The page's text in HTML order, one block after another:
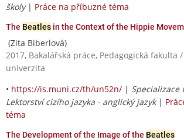
školy| Práce na příbuzné téma
The Beatles in the Context of the Hippie
(Zita Biberlová)
2017, Bakalářská práce, Pedagogická fakulta
univerzita
• https://is.muni.cz/th/un52n/ | Specializace
Lektorství cizího jazyka - anglický jazyk|
téma
The Development of the Image of the Beatles